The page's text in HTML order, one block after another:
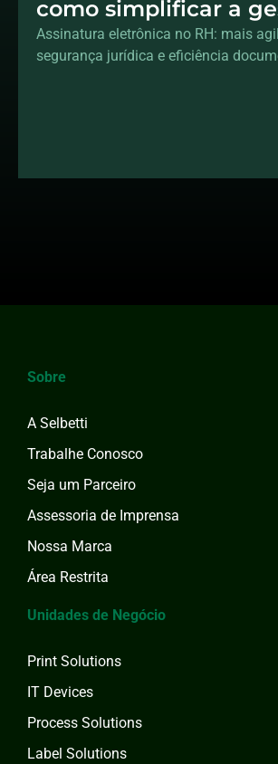
como simplificar a
documentos?
Assinatura eletrônica no RH: mais
segurança jurídica e eficiência
Sobre
A Selbetti
Trabalhe Conosco
Seja um Parceiro
Assessoria de Imprensa
Nossa Marca
Área Restrita
Unidades de Negócio
Print Solutions
IT Devices
Process Solutions
Label Solutions